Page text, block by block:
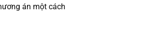
án một cách